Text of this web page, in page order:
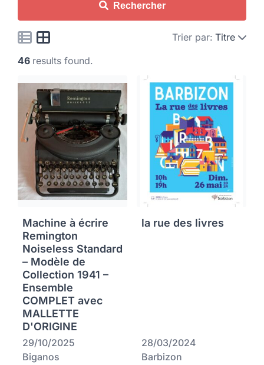
Rechercher
Trier par: Titre
46 results found.
Machine à écrire
Remington
Noiseless Standard
– Modèle de
Collection 1941 –
Ensemble
COMPLET avec
MALLETTE
D'ORIGINE
29/10/2025
Biganos
la rue des livres
28/03/2024
Barbizon